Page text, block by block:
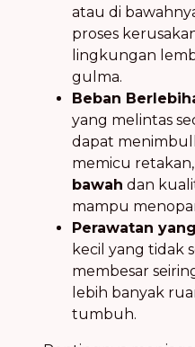
atau di
proses
lingkungan
gulma.
Beban
yang melintas
dapat
memicu
bawah dan
mampu
Perawatan
kecil yang tidak
membesar
lebih banyak
tumbuh.